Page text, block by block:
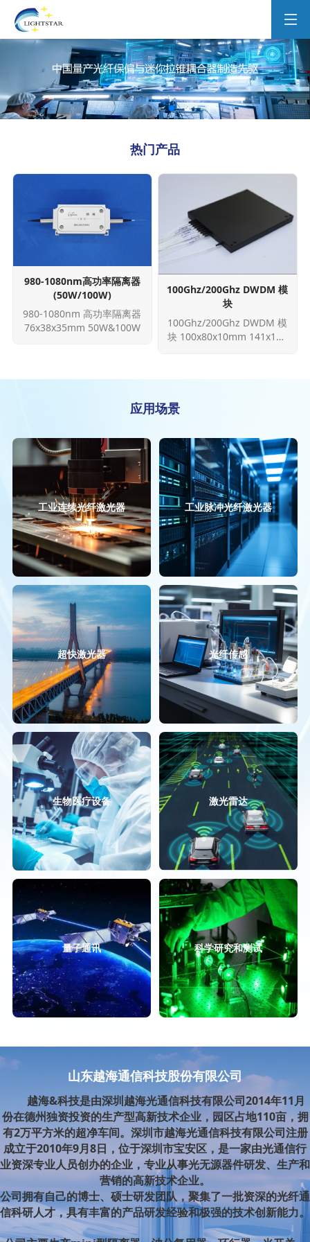
热门产品
980-1080nm高功率隔离器
(50W/100W)
980-1080nm 高功率隔离器
76x38x35mm 50W&100W
100Ghz/200Ghz DWDM 模
块
100Ghz/200Ghz DWDM 模
块 100x80x10mm 141x115
应用场景
工业连续光纤激光器 工业脉冲光纤激光器
超快激光器 光纤传感
生物医疗设备 激光雷达
量子通讯 科学研究和测试
山东越海通信科技股份有限公司
越海&科技是由深圳越海光通信科技有限公司2014年11月
份在德州独资投资的生产型高新技术企业，园区占地110亩，拥
有2万平方米的超净车间。深圳市越海光通信科技有限公司注册
成立于2010年9月8日，位于深圳市宝安区，是一家由光通信行
业资深专业人员创办的企业，专业从事光无源器件研发、生产和
营销的高新技术企业。
公司拥有自己的博士、硕士研发团队，聚集了一批资深的光纤通
信科研人才，具有丰富的产品研发经验和极强的技术创新能力。